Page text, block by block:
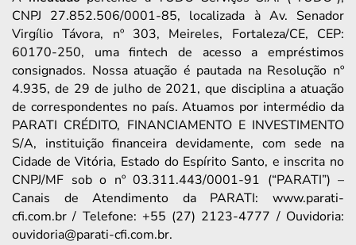
CNPJ 27.852.506/0001-85, localizada à Av. Senador
Virgílio Távora, nº 303, Meireles, Fortaleza/CE, CEP:
60170-250, uma fintech de acesso a empréstimos
consignados. Nossa atuação é pautada na Resolução nº
4.935, de 29 de julho de 2021, que disciplina a atuação
de correspondentes no país. Atuamos por intermédio da
PARATI CRÉDITO, FINANCIAMENTO E INVESTIMENTO
S/A, instituição financeira devidamente, com sede na
Cidade de Vitória, Estado do Espírito Santo, e inscrita no
CNPJ/MF sob o nº 03.311.443/0001-91 (“PARATI”) –
Canais de Atendimento da PARATI: www.parati-
cfi.com.br / Telefone: +55 (27) 2123-4777 / Ouvidoria:
ouvidoria@parati-cfi.com.br.